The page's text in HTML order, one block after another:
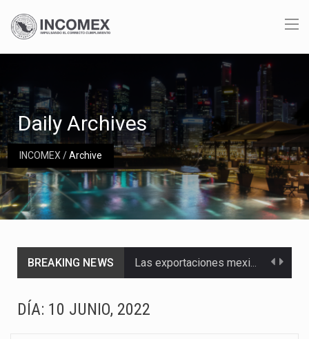
INCOMEX/Archive
Daily Archives
BREAKING NEWS Las exportaciones mexicanas de vehículos ligeros disminuyeron 9.67 % en julio a tasa anual, alcanzando…
DÍA: 10 JUNIO, 2022